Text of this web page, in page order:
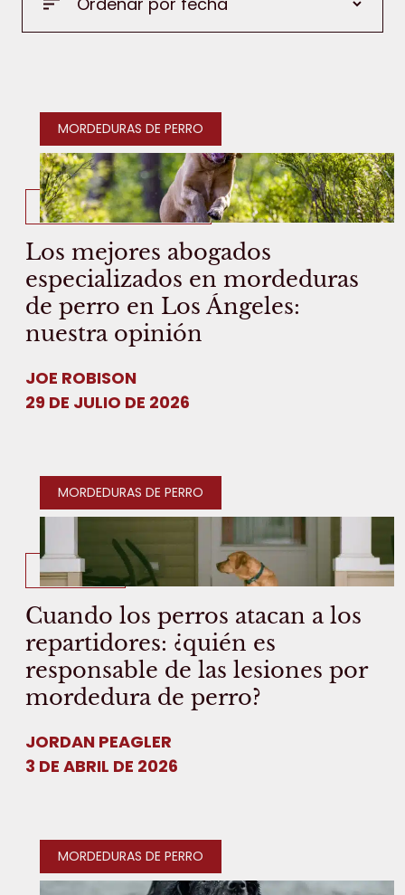
MORDEDURAS DE PERRO
14 MINUTOS DE LECTURA
Los mejores abogados
especializados en mordeduras
de perro en Los Ángeles:
nuestra opinión
JOE ROBISON
29 DE JULIO DE 2026
MORDEDURAS DE PERRO
8 MIN LEER
Cuando los perros atacan a los
repartidores: ¿quién es
responsable de las lesiones por
mordedura de perro?
JORDAN PEAGLER
3 DE ABRIL DE 2026
MORDEDURAS DE PERRO